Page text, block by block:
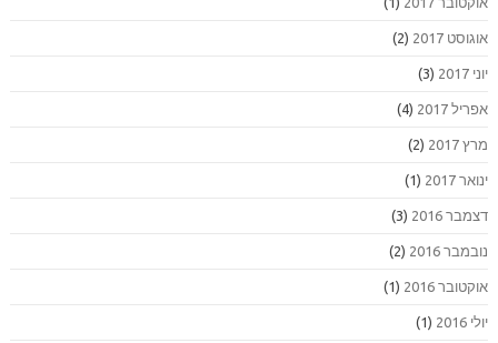
אוגוסט 2017 (2)
יוני 2017 (3)
אפריל 2017 (4)
מרץ 2017 (2)
ינואר 2017 (1)
דצמבר 2016 (3)
נובמבר 2016 (2)
אוקטובר 2016 (1)
יולי 2016 (1)